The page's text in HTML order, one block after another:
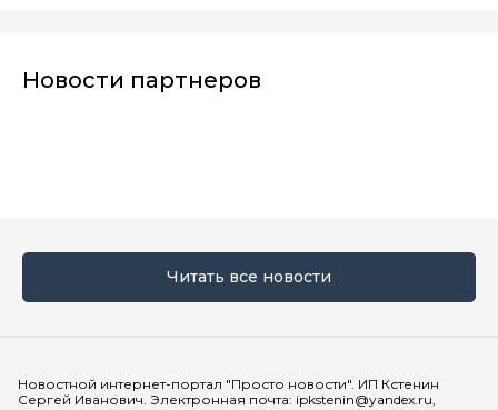
Новости партнеров
Читать все новости
Новостной интернет-портал "Просто новости". ИП Кстенин
Сергей Иванович. Электронная почта: ipkstenin@yandex.ru,